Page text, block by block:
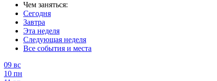
Чем заняться:
Сегодня
Завтра
Эта неделя
Следующая неделя
Все события и места
09 вс
10 пн